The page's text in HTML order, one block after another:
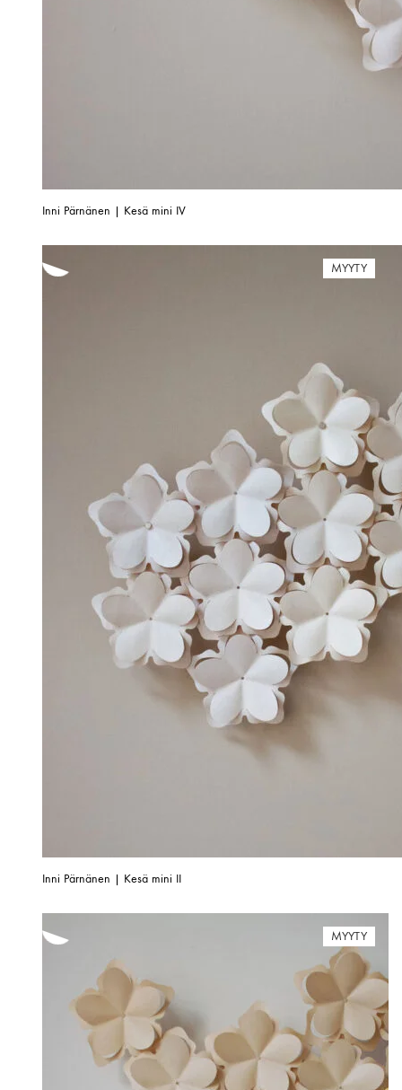
Inni Pärnänen | Kesä mini IV
MYYTY
Inni Pärnänen | Kesä mini II
MYYTY